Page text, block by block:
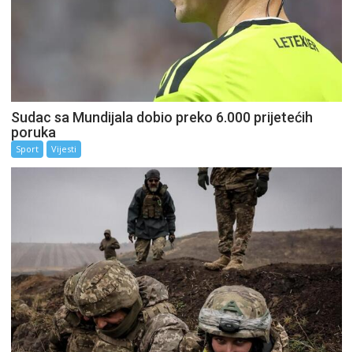
Sudac sa Mundijala dobio preko 6.000 prijetećih
poruka
Sport Vijesti